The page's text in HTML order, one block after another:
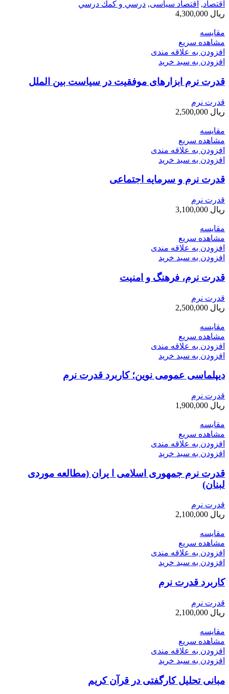
اقتصاد, اقتصاد سیاسی, درسي و كمك درسي
ریال
مقایسه
مشاهده سریع
افزودن به علاقه مندی
افزودن به سبد خرید
قدرت نرم ابزارهای موفقیت در سیاست بین الملل
قدرت نرم
ریال
مقایسه
مشاهده سریع
افزودن به علاقه مندی
افزودن به سبد خرید
قدرت نرم و سرمایه اجتماعی
قدرت نرم
ریال
مقایسه
مشاهده سریع
افزودن به علاقه مندی
افزودن به سبد خرید
قدرت نرم، فرهنگ و امنیت
قدرت نرم
ریال
مقایسه
مشاهده سریع
افزودن به علاقه مندی
افزودن به سبد خرید
دیپلماسی عمومی نوین؛ کاربرد قدرت نرم
قدرت نرم
ریال
مقایسه
مشاهده سریع
افزودن به علاقه مندی
افزودن به سبد خرید
قدرت نرم جمهوری اسلامی ا یران (مطالعه موردی
لبنان)
قدرت نرم
ریال
مقایسه
مشاهده سریع
افزودن به علاقه مندی
افزودن به سبد خرید
کاربرد قدرت نرم
قدرت نرم
ریال
مقایسه
مشاهده سریع
افزودن به علاقه مندی
افزودن به سبد خرید
مبانی تحلیل کارگفتی در قرآن کریم